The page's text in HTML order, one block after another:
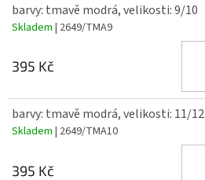
barvy: tmavě modrá, velikosti: 9/10
Skladem | 2649/TMA9
395 Kč
barvy: tmavě modrá, velikosti: 11/12
Skladem | 2649/TMA10
395 Kč